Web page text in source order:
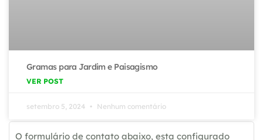
Gramas para Jardim e Paisagismo
VER POST
setembro 5, 2024 Nenhum comentário
O formulário de contato abaixo, esta configurado